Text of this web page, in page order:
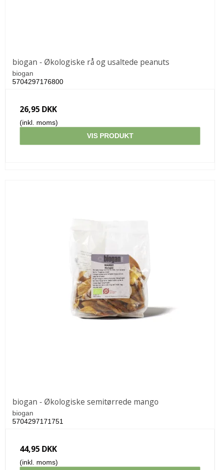
biogan - Økologiske rå og usaltede peanuts
biogan
5704297176800
26,95 DKK
(inkl. moms)
VIS PRODUKT
biogan - Økologiske semitørrede mango
biogan
5704297171751
44,95 DKK
(inkl. moms)